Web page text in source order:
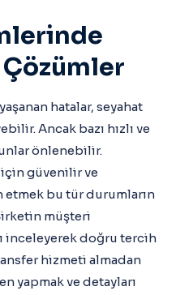
Çözümler
hatalar, seyahat
Ancak bazı hızlı ve
önlenebilir.
güvenilir ve
bu tür durumların
müşteri
inceleyerek doğru tercih
hizmeti almadan
yapmak ve detayları